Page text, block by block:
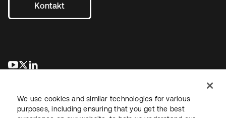
Kontakt
wird in einer neuen Registerkarte geöffnet
wird in einer neuen Registerkarte geöffnet
We use cookies and similar technologies for various
purposes, including ensuring that you get the best